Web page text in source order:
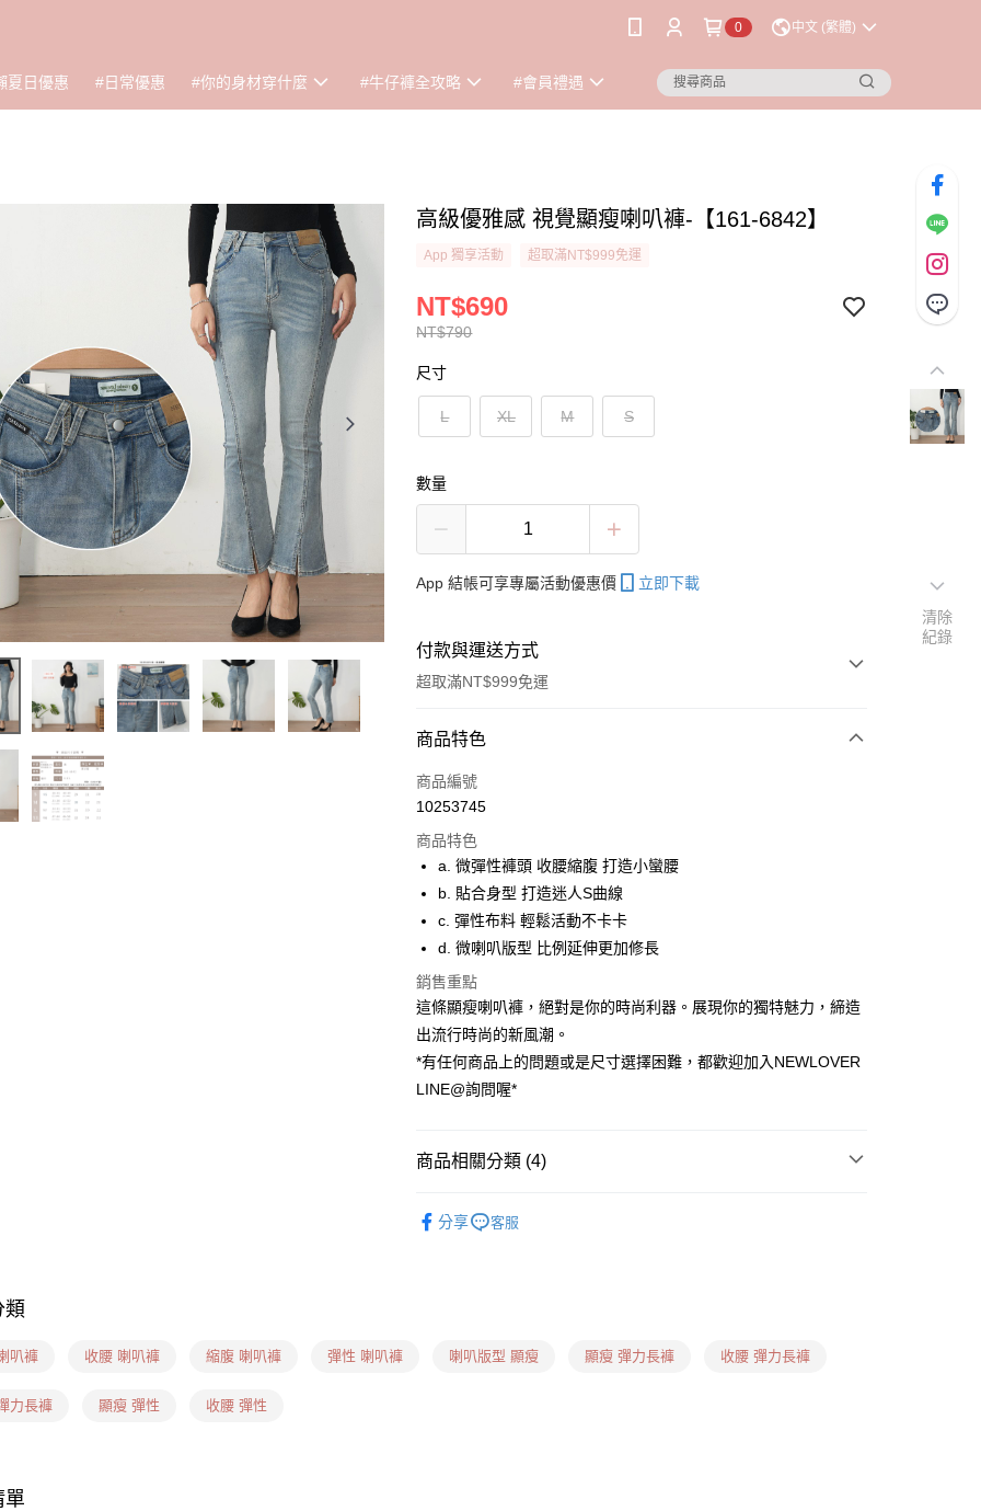
0 中文 (繁體)
夏日優惠 #日常優惠 #你的身材穿什麼 #牛仔褲全攻略 #會員禮遇
高級優雅感 視覺顯瘦喇叭褲-【161-6842】
App 獨享活動 超取滿NT$999免運
NT$790
NT$690
尺寸
L XL M S
數量
App 結帳可享專屬活動優惠價 立即下載
付款與運送方式
超取滿NT$999免運
付款方式
信用卡一次付款
LINE Pay
ATM付款
貨到付款
運送方式
貨到付款
每筆NT$60，滿NT$999(含以上)免運費
每筆NT$60，滿NT$999(含以上)免運費
每筆NT$60，滿NT$1,599(含以上)免運費
每筆NT$100，滿NT$1,899(含以上)免運費
商品特色
商品編號
10253745
商品特色
a. 微彈性褲頭 收腰縮腹 打造小蠻腰
b. 貼合身型 打造迷人S曲線
c. 彈性布料 輕鬆活動不卡卡
d. 微喇叭版型 比例延伸更加修長
銷售重點
這條顯瘦喇叭褲，絕對是你的時尚利器。展現你的獨特魅力，締造
出流行時尚的新風潮。
*有任何商品上的問題或是尺寸選擇困難，都歡迎加入NEWLOVER
LINE@詢問喔*
商品相關分類 (4)
分享 客服
類
叭褲 收腰 喇叭褲 縮腹 喇叭褲 彈性 喇叭褲 喇叭版型 顯瘦 顯瘦 彈力長褲 收腰 彈力長褲
力長褲 顯瘦 彈性 收腰 彈性
單
清除
紀錄